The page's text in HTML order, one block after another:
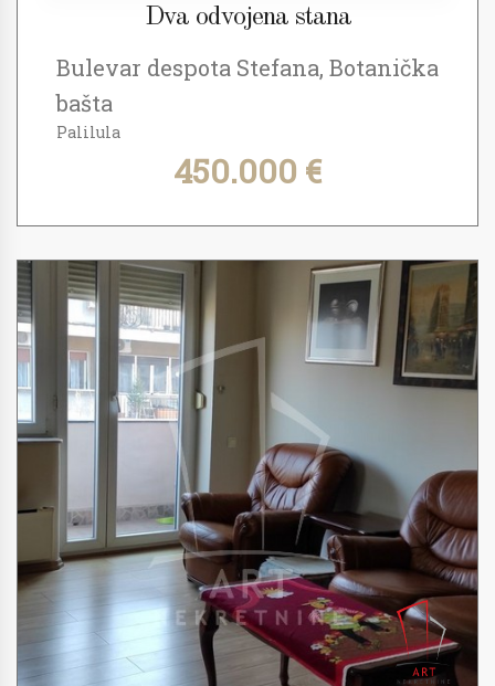
Dva odvojena stana
Bulevar despota Stefana, Botanička
bašta
Palilula
450.000 €